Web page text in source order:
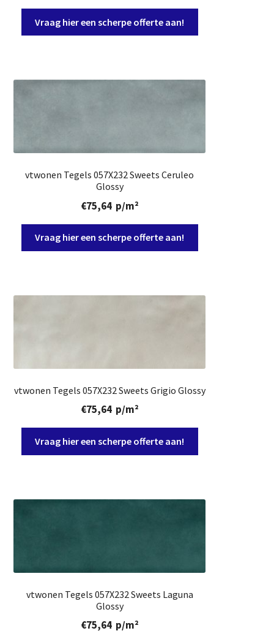
Vraag hier een scherpe offerte aan!
vtwonen Tegels 057X232 Sweets Ceruleo
Glossy
€75,64 p/m²
Vraag hier een scherpe offerte aan!
vtwonen Tegels 057X232 Sweets Grigio Glossy
€75,64 p/m²
Vraag hier een scherpe offerte aan!
vtwonen Tegels 057X232 Sweets Laguna
Glossy
€75,64 p/m²